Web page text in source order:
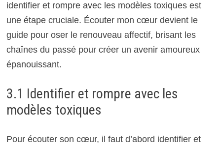
identifier et rompre avec les modèles toxiques est
une étape cruciale. Écouter mon cœur devient le
guide pour oser le renouveau affectif, brisant les
chaînes du passé pour créer un avenir amoureux
épanouissant.
3.1 Identifier et rompre avec les
modèles toxiques
Pour écouter son cœur, il faut d’abord identifier et